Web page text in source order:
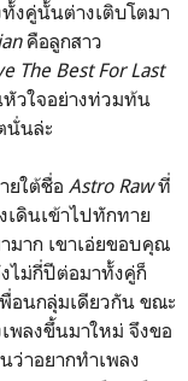
งคู่นั้นต่างเติบโตมา
คือลูกสาว
The Best For Last
วใจอย่างท่วมท้น
นั่นล่ะ
ยใต้ชื่อ Astro Rawที่
เดินเข้าไปทักทาย
มาก เขาเอ่ยขอบคุณ
ไม่กี่ปีต่อมาทั้งคู่ก็
อนกลุ่มเดียวกัน ขณะ
พลงขึ้นมาใหม่ จึงขอ
ว่าอยากทำเพลง